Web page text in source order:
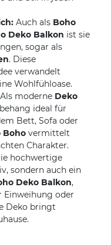
Auch als Boho
Deko Balkon ist sie
sogar als
. Diese
verwandelt
Wohlfühloase.
Als moderne Deko
ideal für
Bett, Sofa oder
Boho vermittelt
Charakter.
hochwertige
sondern auch ein
Deko Balkon,
Einweihung oder
Deko bringt